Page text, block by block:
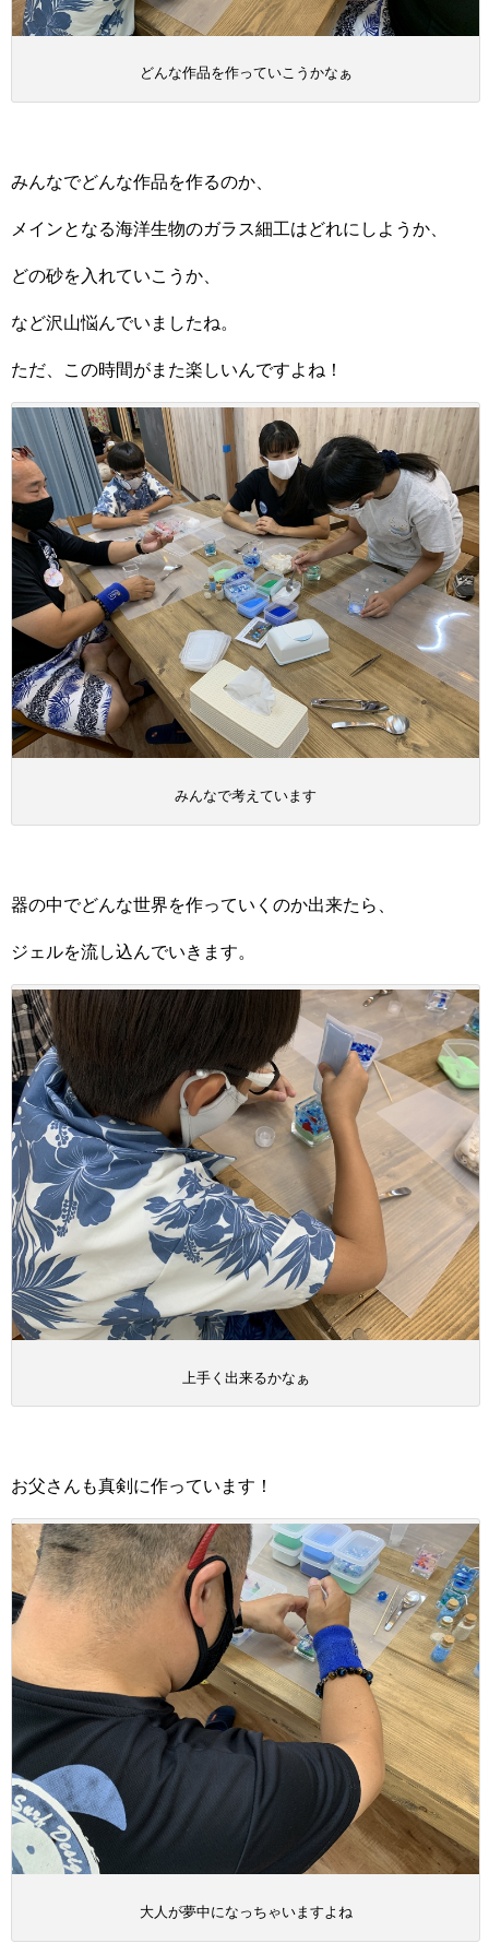
どんな作品を作っていこうかなぁ
みんなでどんな作品を作るのか、
メインとなる海洋生物のガラス細工はどれにしようか、
どの砂を入れていこうか、
など沢山悩んでいましたね。
ただ、この時間がまた楽しいんですよね！
みんなで考えています
器の中でどんな世界を作っていくのか出来たら、
ジェルを流し込んでいきます。
上手く出来るかなぁ
お父さんも真剣に作っています！
大人が夢中になっちゃいますよね